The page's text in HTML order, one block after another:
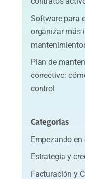
Software para
organizar más
Plan de
correctivo:
control
Categorías
Empezando en
Estrategia y
Facturación y